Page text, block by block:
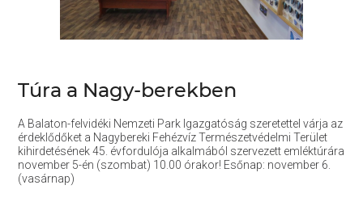
Túra a Nagy-berekben
A Balaton-felvidéki Nemzeti Park Igazgatóság szeretettel várja az
érdeklődőket a Nagybereki Fehézvíz Természetvédelmi Terület
kihirdetésének 45. évfordulója alkalmából szervezett emléktúrára
november 5-én (szombat) 10.00 órakor! Esőnap: november 6.
(vasárnap)